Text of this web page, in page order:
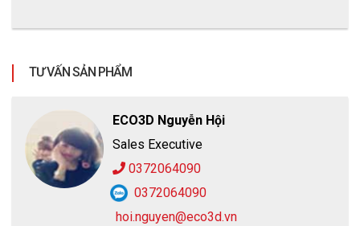
TƯ VẤN SẢN PHẨM
ECO3D Nguyễn Hội
Sales Executive
0372064090
0372064090
hoi.nguyen@eco3d.vn